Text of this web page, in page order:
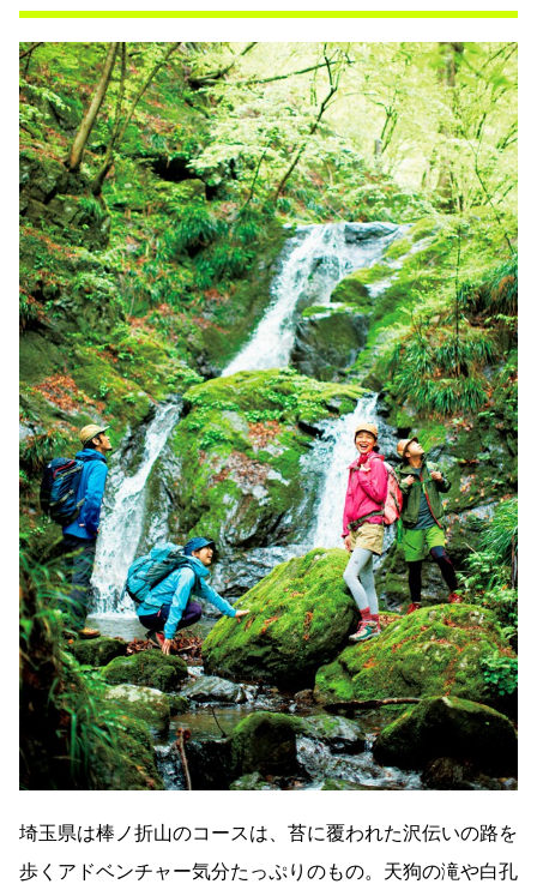
埼玉県は棒ノ折山のコースは、苔に覆われた沢伝いの路を
歩くアドベンチャー気分たっぷりのもの。天狗の滝や白孔